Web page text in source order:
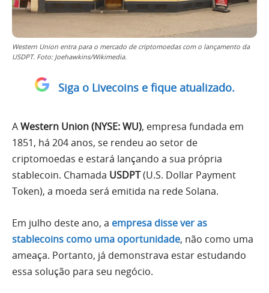
Western Union entra para o mercado de criptomoedas com o lançamento da
USDPT. Foto: Joehawkins/Wikimedia.
Siga o Livecoins e fique atualizado.
AWestern Union (NYSE: WU), empresa fundada em
1851, há 204 anos, se rendeu ao setor de
criptomoedas e estará lançando a sua própria
stablecoin. Chamada USDPT(U.S. Dollar Payment
Token), a moeda será emitida na rede Solana.
Em julho deste ano, a empresa disse ver as
stablecoins como uma oportunidade, não como uma
ameaça. Portanto, já demonstrava estar estudando
essa solução para seu negócio.